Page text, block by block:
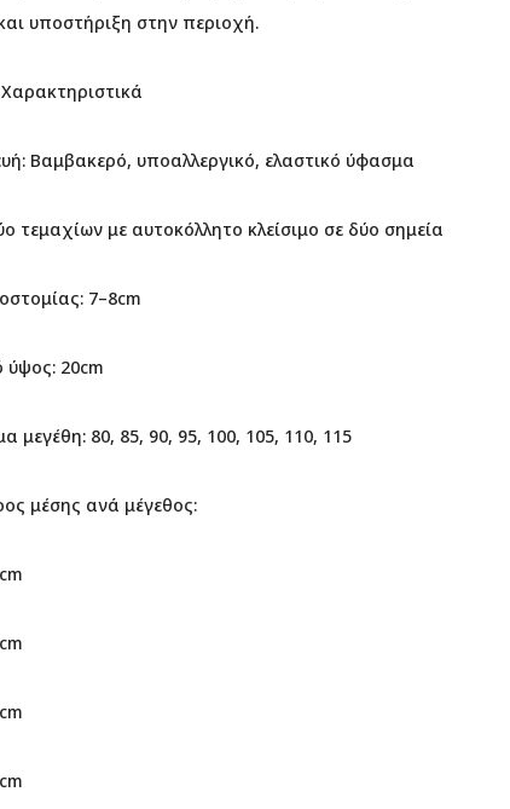
υποστήριξη στην περιοχή.
Βαμβακερό, υποαλλεργικό, ελαστικό ύφασμα
τεμαχίων με αυτοκόλλητο κλείσιμο σε δύο σημεία
7–8cm
ύψος: 20cm
μεγέθη: 80, 85, 90, 95, 100, 105, 110, 115
μέσης ανά μέγεθος: